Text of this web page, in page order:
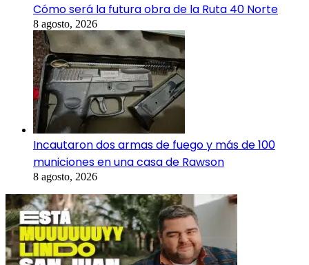
Cómo será la futura obra de la Ruta 40 Norte
8 agosto, 2026
Incautaron dos armas de fuego y más de 100
municiones en una casa de Rawson
8 agosto, 2026